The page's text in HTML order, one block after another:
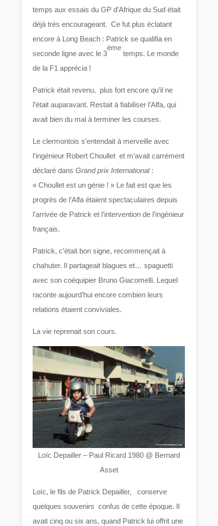
temps aux essais du GP d’Afrique du Sud était
déjà très encourageant. Ce fut plus éclatant
encore à Long Beach : Patrick se qualifia en
seconde ligne avec le 3
ème
temps. Le monde
de la F1 apprécia !
Patrick était revenu, plus fort encore qu’il ne
l’était auparavant. Restait à fiabiliser l’Alfa, qui
avait bien du mal à terminer les courses.
Le clermontois s’entendait à merveille avec
l’ingénieur Robert Choullet et m’avait carrément
déclaré dansGrand prix International:
« Choullet est un génie ! » Le fait est que les
progrès de l’Alfa étaient spectaculaires depuis
l’arrivée de Patrick et l’intervention de l’ingénieur
français.
Patrick, c’était bon signe, recommençait à
chahuter. Il partageait blagues et… spaguetti
avec son coéquipier Bruno Giacomelli. Lequel
raconte aujourd’hui encore combien leurs
relations étaient conviviales.
La vie reprenait son cours.
Loïc Depailler – Paul Ricard 1980 @ Bernard
Asset
Loïc, le fils de Patrick Depailler, conserve
quelques souvenirs confus de cette époque. Il
avait cinq ou six ans, quand Patrick lui offrit une